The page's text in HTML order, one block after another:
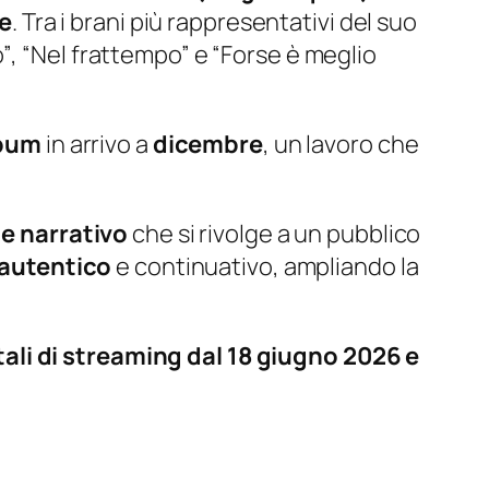
. Tra i brani più rappresentativi del suo
, “Nel frattempo” e “Forse è meglio
in arrivo a dicembre, un lavoro che
narrativoche si rivolge a un pubblico
e continuativo, ampliando la
di streaming dal 18 giugno 2026 e